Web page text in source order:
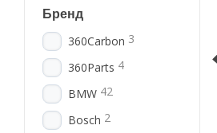
Бренд
360Carbon 3
360Parts 4
BMW 42
Bosch 2